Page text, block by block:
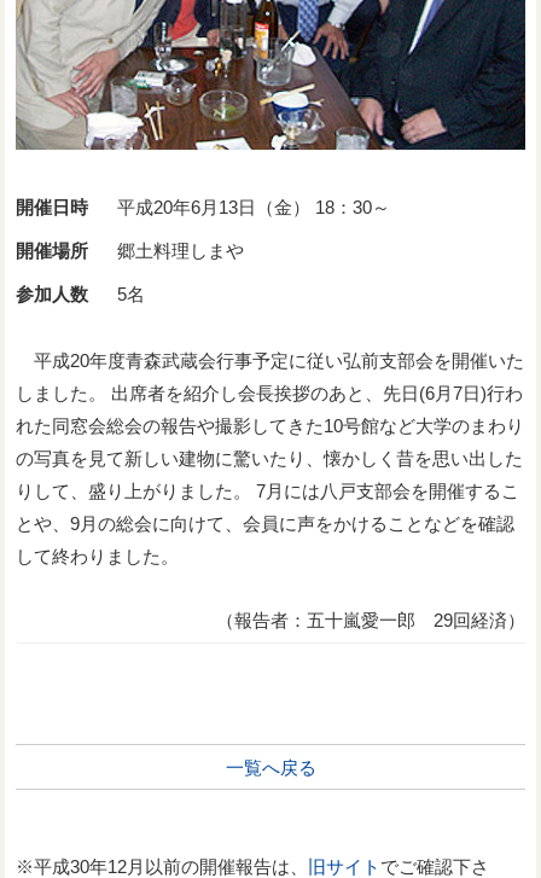
開催日時 平成20年6月13日（金） 18：30～
開催場所 郷土料理しまや
参加人数 5名
平成20年度青森武蔵会行事予定に従い弘前支部会を開催いた
しました。 出席者を紹介し会長挨拶のあと、先日(6月7日)行わ
れた同窓会総会の報告や撮影してきた10号館など大学のまわり
の写真を見て新しい建物に驚いたり、懐かしく昔を思い出した
りして、盛り上がりました。 7月には八戸支部会を開催するこ
とや、9月の総会に向けて、会員に声をかけることなどを確認
して終わりました。
（報告者：五十嵐愛一郎 29回経済）
一覧へ戻る
※平成30年12月以前の開催報告は、 旧サイト でご確認下さ